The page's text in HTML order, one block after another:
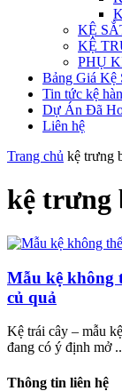
KỆ
KỆ
PHỤ
Bảng Giá Kệ
Tin tức kệ
Dự Án Đã
Liên hệ
Trang chủ kệ trưng
kệ trưng
Mẫu kệ không
củ quả
Kệ trái cây – mẫu
đang có ý định mở
Thông tin liên hệ